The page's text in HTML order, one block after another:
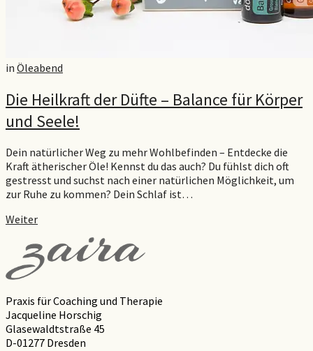
in Öleabend
Die Heilkraft der Düfte – Balance für Körper
und Seele!
Dein natürlicher Weg zu mehr Wohlbefinden – Entdecke die
Kraft ätherischer Öle! Kennst du das auch? Du fühlst dich oft
gestresst und suchst nach einer natürlichen Möglichkeit, um
zur Ruhe zu kommen? Dein Schlaf ist…
Weiter
Praxis für Coaching und Therapie
Jacqueline Horschig
Glasewaldtstraße 45
D-01277 Dresden